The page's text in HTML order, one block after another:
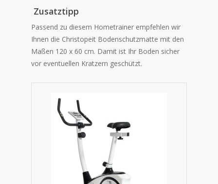
Zusatztipp
Passend zu diesem Hometrainer empfehlen wir
Ihnen die Christopeit Bodenschutzmatte mit den
Maßen 120 x 60 cm. Damit ist Ihr Boden sicher
vor eventuellen Kratzern geschützt.